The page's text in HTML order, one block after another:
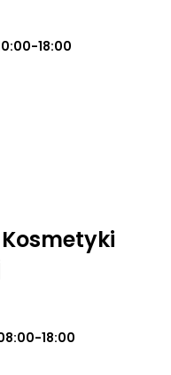
18:00
18:00